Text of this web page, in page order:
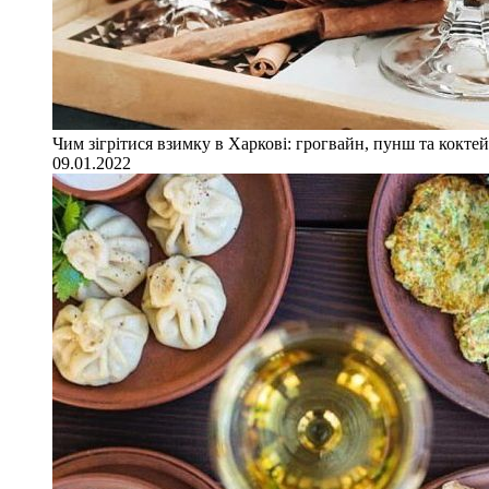
Чим зігрітися взимку в Харкові: грогвайн, пунш та
09.01.2022